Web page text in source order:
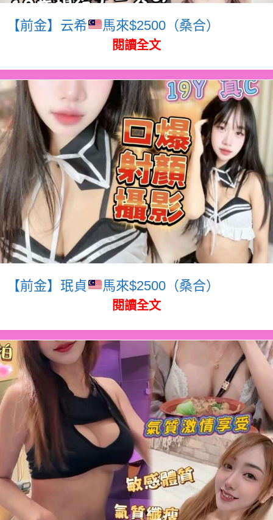
【前金】云希 馬來$2500（桑合）
閱讀全文
【前金】珉貞 馬來$2500（桑合）
閱讀全文